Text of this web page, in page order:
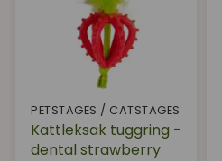
PETSTAGES / CATSTAGES
Kattleksak tuggring -
dental strawberry